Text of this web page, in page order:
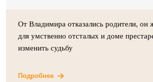
От Владимира отказались родители, он
для умственно отсталых и доме
изменить судьбу
Подробнее